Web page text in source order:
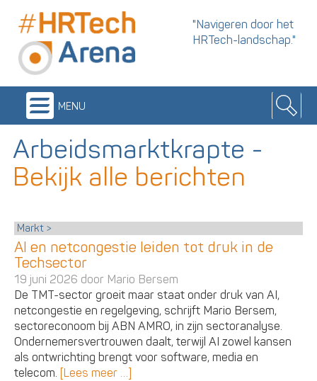
"Navigeren door het
HRTech-landschap."
menu
Arbeidsmarktkrapte -
Bekijk alle berichten
Markt
AI en netcongestie leiden tot druk in de
Techsector
19 juni 2026 door Mario Bersem
De TMT-sector groeit maar staat onder druk van AI,
netcongestie en regelgeving, schrijft Mario Bersem,
sectoreconoom bij ABN AMRO, in zijn sectoranalyse.
Ondernemersvertrouwen daalt, terwijl AI zowel kansen
als ontwrichting brengt voor software, media en
telecom. [Lees meer …]